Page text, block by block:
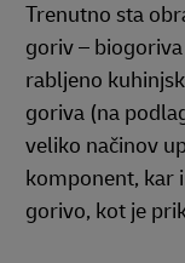
Trenutno sta
goriv –
rabljeno
goriva (na
veliko načinov
komponent, kar
gorivo, kot je